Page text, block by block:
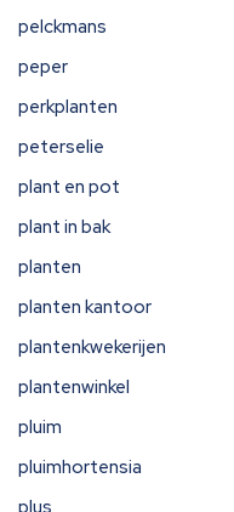
pelckmans
peper
perkplanten
peterselie
plant en pot
plant in bak
planten
planten kantoor
plantenkwekerijen
plantenwinkel
pluim
pluimhortensia
plus